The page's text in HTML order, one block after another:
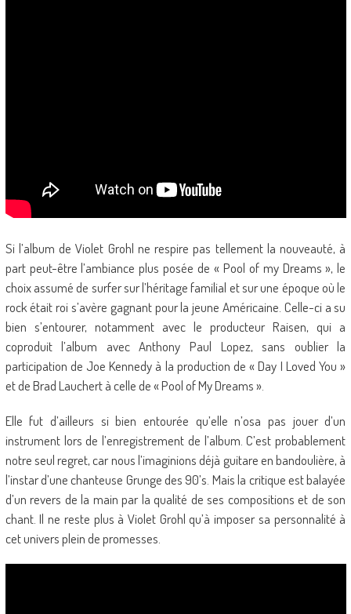
Si l’album de Violet Grohl ne respire pas tellement la nouveauté, à
part peut-être l’ambiance plus posée de « Pool of my Dreams », le
choix assumé de surfer sur l’héritage familial et sur une époque où le
rock était roi s’avère gagnant pour la jeune Américaine. Celle-ci a su
bien s’entourer, notamment avec le producteur Raisen, qui a
coproduit l’album avec Anthony Paul Lopez, sans oublier la
participation de Joe Kennedy à la production de « Day I Loved You »
et de Brad Lauchert à celle de « Pool of My Dreams ».
Elle fut d’ailleurs si bien entourée qu’elle n’osa pas jouer d’un
instrument lors de l’enregistrement de l’album. C’est probablement
notre seul regret, car nous l’imaginions déjà guitare en bandoulière, à
l’instar d’une chanteuse Grunge des 90’s. Mais la critique est balayée
d’un revers de la main par la qualité de ses compositions et de son
chant. Il ne reste plus à Violet Grohl qu’à imposer sa personnalité à
cet univers plein de promesses.